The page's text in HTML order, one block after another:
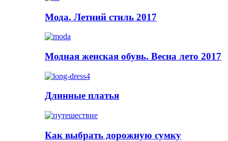
Мода. Летний стиль 2017
Модная женская обувь. Весна лето 2017
Длинные платья
Как выбрать дорожную сумку